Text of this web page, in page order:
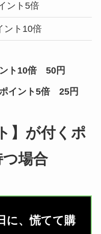
ント5倍
ント10倍
ト10倍 50円
イント5倍 25円
】が付くポ
場合
に、慌てて購